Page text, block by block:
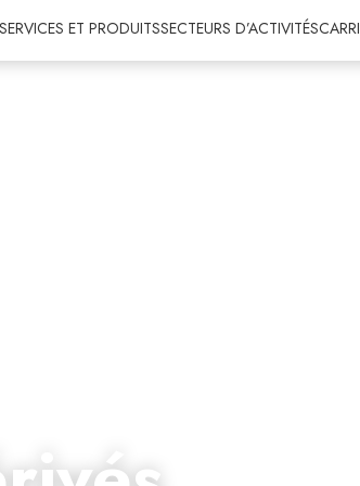
SERVICES ET PRODUITSSECTEURS D’ACTIVITÉS